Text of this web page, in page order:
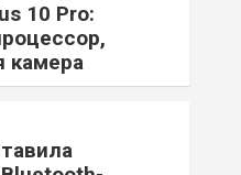
10 Pro:
камера